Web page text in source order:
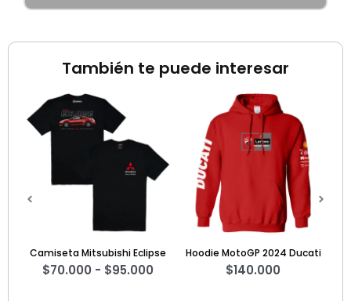
También te puede interesar
Hoodie MotoGP 2024 Ducati
$140.000
Sweater The Big Bang Theory
4